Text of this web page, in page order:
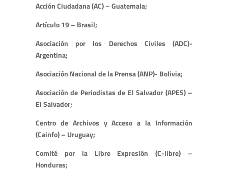
Acción Ciudadana (AC) – Guatemala;
Artículo 19 – Brasil;
Asociación por los Derechos Civiles (ADC)-
Argentina;
Asociación Nacional de la Prensa (ANP)- Bolivia;
Asociación de Periodistas de El Salvador (APES) –
El Salvador;
Centro de Archivos y Acceso a la Información
(Cainfo) – Uruguay;
Comité por la Libre Expresión (C-libre) –
Honduras;